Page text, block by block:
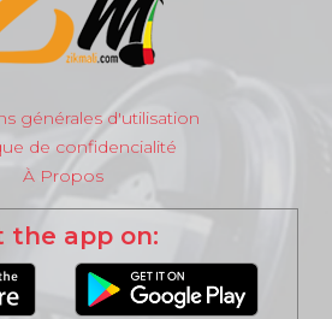
générales d'utilisation
de confidencialité
À Propos
the app on: